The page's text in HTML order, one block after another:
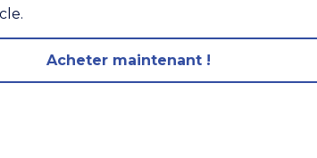
Acheter maintenant !